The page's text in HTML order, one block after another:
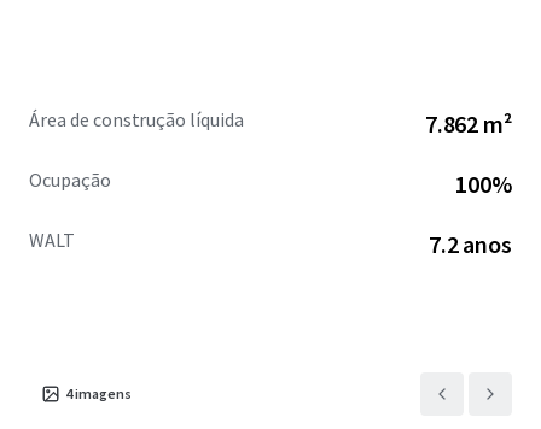
Área de construção líquida 7.862 m²
Ocupação 100%
WALT 7.2 anos
4imagens